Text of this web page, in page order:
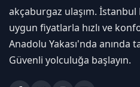
akçaburgaz ulaşım.
uygun fiyatlarla hızlı ve
Anadolu Yakası'nda anında
Güvenli yolculuğa başlayın.